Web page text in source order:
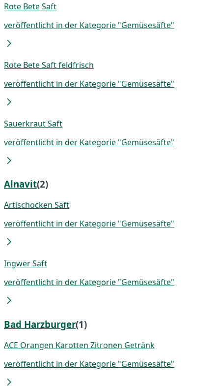
Rote Bete Saft
veröffentlicht in der Kategorie "Gemüsesäfte"
Rote Bete Saft feldfrisch
veröffentlicht in der Kategorie "Gemüsesäfte"
Sauerkraut Saft
veröffentlicht in der Kategorie "Gemüsesäfte"
Alnavit(2)
Artischocken Saft
veröffentlicht in der Kategorie "Gemüsesäfte"
Ingwer Saft
veröffentlicht in der Kategorie "Gemüsesäfte"
Bad Harzburger(1)
ACE Orangen Karotten Zitronen Getränk
veröffentlicht in der Kategorie "Gemüsesäfte"